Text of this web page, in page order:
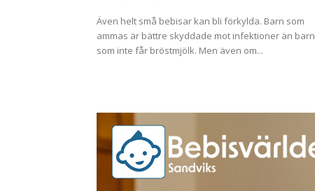
Även helt små bebisar kan bli förkylda. Barn som
ammas är bättre skyddade mot infektioner än barn
som inte får bröstmjölk. Men även om...